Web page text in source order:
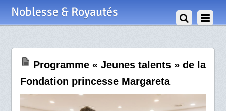
Noblesse & Royautés
Programme « Jeunes talents » de la
Fondation princesse Margareta